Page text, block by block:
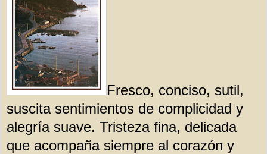
Fresco, conciso, sutil,
suscita sentimientos de complicidad y
alegría suave. Tristeza fina, delicada
que acompaña siempre al corazón y